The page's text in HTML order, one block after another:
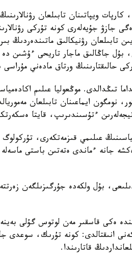
كارپات ويپاتىنان تابىلعان
جازۋ جۇيەلەرى كونە تۇركى
تابىلعان رۋنيكالىق
بۇل جاڭالىق ماجار تاريحى ءۇشىن
حالىقتارىنىڭ ورتاق مادەني مۇراسى
تىڭدالدى. موڭعوليا عىلىم
نومگون ايماعىنان تابىلعان
ءتۇسىندىرىپ، قايتا
عىلىمي قىزمەتكەرى،
جانە ءماندى ەتەتىن باستى ماسەلە
بۇل ولكەدە جۇرگىزىلگەن
ەكى قاسقىر مەن لوتوس گۇلى
انىقتالدى: كونە تۇرىك، سوعدى
قاتارىندا.